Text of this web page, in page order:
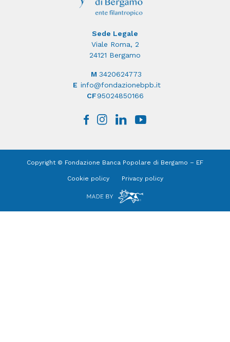
Sede Legale
Viale Roma, 2
24121 Bergamo
M 3420624773
E info@fondazionebpb.it
CF95024850166
Copyright © Fondazione Banca Popolare di Bergamo – EF
Cookie policy Privacy policy